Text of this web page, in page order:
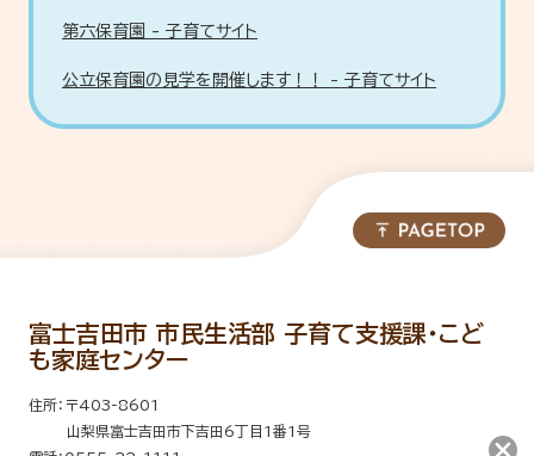
第六保育園 - 子育てサイト
公立保育園の見学を開催します！！ - 子育てサイト
富士吉田市 市民生活部 子育て支援課・こど
も家庭センター
住所：〒403-8601
山梨県富士吉田市下吉田6丁目1番1号